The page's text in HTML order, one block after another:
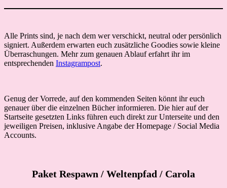
Alle Prints sind, je nach dem wer verschickt, neutral oder persönlich
signiert. Außerdem erwarten euch zusätzliche Goodies sowie kleine
Überraschungen. Mehr zum genauen Ablauf erfahrt ihr im
entsprechenden Instagrampost.
Genug der Vorrede, auf den kommenden Seiten könnt ihr euch
genauer über die einzelnen Bücher informieren. Die hier auf der
Startseite gesetzten Links führen euch direkt zur Unterseite und den
jeweiligen Preisen, inklusive Angabe der Homepage / Social Media
Accounts.
Paket Respawn / Weltenpfad / Carola